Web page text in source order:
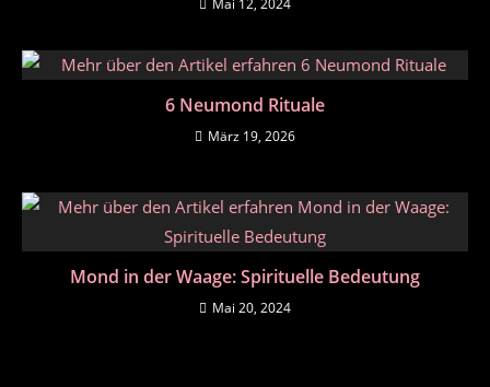
Mai 12, 2024
6 Neumond Rituale
März 19, 2026
Mond in der Waage: Spirituelle Bedeutung
Mai 20, 2024